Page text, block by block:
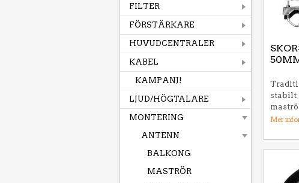
FILTER
FÖRSTÄRKARE
HUVUDCENTRALER
KABEL
KAMPANJ!
LJUD/HÖGTALARE
MONTERING
ANTENN
BALKONG
MASTRÖR
stabilt
Mer